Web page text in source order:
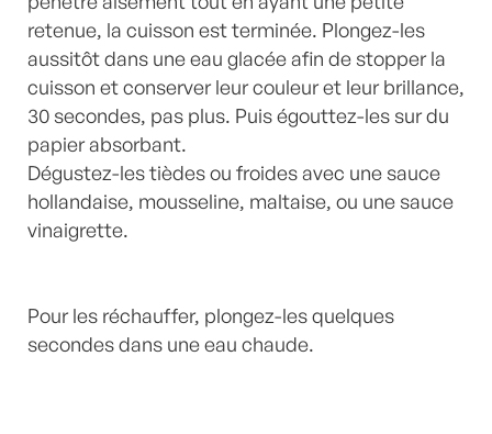
retenue, la cuisson est terminée. Plongez-les
aussitôt dans une eau glacée afin de stopper la
cuisson et conserver leur couleur et leur brillance,
30 secondes, pas plus. Puis égouttez-les sur du
papier absorbant.
Dégustez-les tièdes ou froides avec une sauce
hollandaise, mousseline, maltaise, ou une sauce
vinaigrette.
Pour les réchauffer, plongez-les quelques
secondes dans une eau chaude.